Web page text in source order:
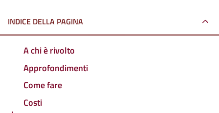
INDICE DELLA PAGINA
A chi è rivolto
Approfondimenti
Come fare
Costi